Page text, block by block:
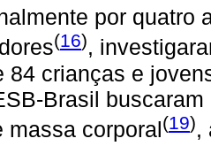
por quatro
(16),
84 crianças e
Brasil
massa corporal(19),